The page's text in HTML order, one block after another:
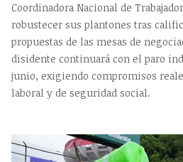
Coordinadora Nacional de
robustecer sus plantones tras
propuestas de las mesas de
disidente continuará con el paro
junio, exigiendo compromisos
laboral y de seguridad social.